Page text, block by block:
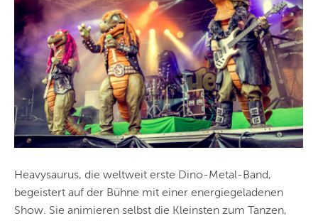
Heavysaurus, die weltweit erste Dino-Metal-Band,
begeistert auf der Bühne mit einer energiegeladenen
Show. Sie animieren selbst die Kleinsten zum Tanzen,